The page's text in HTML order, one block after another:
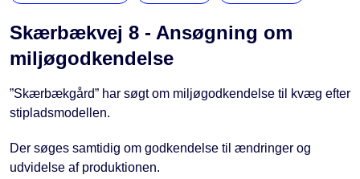
Skærbækvej 8 - Ansøgning om
miljøgodkendelse
”Skærbækgård” har søgt om miljøgodkendelse til kvæg efter
stipladsmodellen.
Der søges samtidig om godkendelse til ændringer og
udvidelse af produktionen.